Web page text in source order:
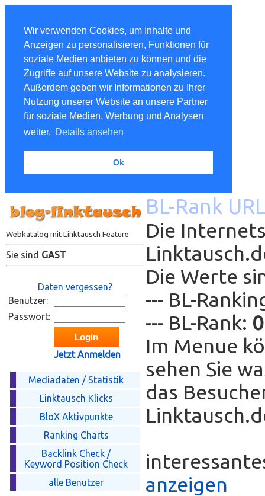
Wir verwenden Cookies, um Inhalte und
Anzeigen zu personalisieren, Funktionen für
soziale Medien anbieten zu können und die
Zugriffe auf unsere Website zu analysieren.
Außerdem geben wir Informationen zu Ihrer
Nutzung unserer Website an unsere Partner
für soziale Medien, Werbung und Analysen
weiter. Details ansehen
Ok
Webkatalog mit Linktausch Feature
Sie sind GAST
Daten vergessen?
Benutzer:
Passwort:
Jetzt Anmelden
Mediadaten / Statistik
Linktausch Klicks
BloX Aktivpunkte
Ranking Charts
Backlink Check /
Keyword Position Check
alle Benutzer
BL-Rank
Die
Die Werte
--- BL-
--- BL-Rank: 0
Im Menue
sehen Sie
das
anzeigen